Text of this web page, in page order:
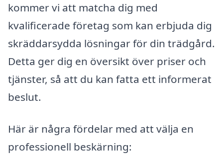
kommer vi att matcha dig med
kvalificerade företag som kan erbjuda dig
skräddarsydda lösningar för din trädgård.
Detta ger dig en översikt över priser och
tjänster, så att du kan fatta ett informerat
beslut.
Här är några fördelar med att välja en
professionell beskärning: